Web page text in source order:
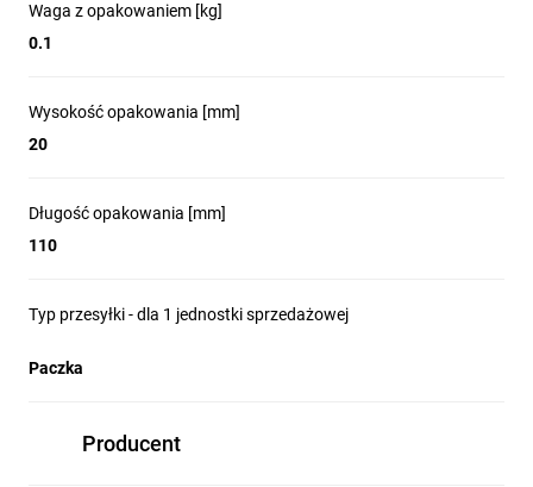
Waga z opakowaniem [kg]
0.1
Wysokość opakowania [mm]
20
Długość opakowania [mm]
110
Typ przesyłki - dla 1 jednostki sprzedażowej
Paczka
Producent